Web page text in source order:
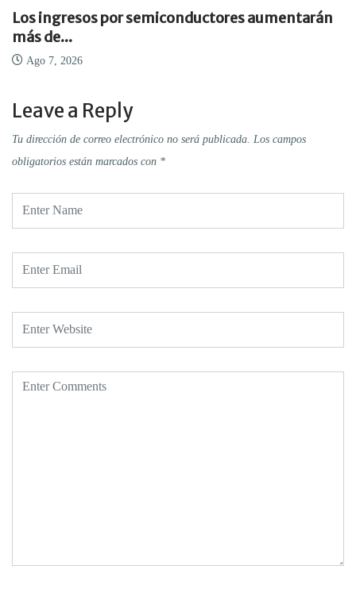
Los ingresos por semiconductores aumentarán
más de...
Ago 7, 2026
Leave a Reply
Tu dirección de correo electrónico no será publicada. Los campos
obligatorios están marcados con *